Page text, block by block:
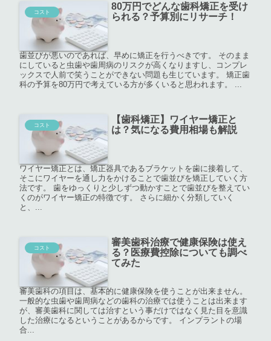
コスト
80万円でどんな歯科矯正を受け
られる？予算別にリサーチ！
歯並びが悪いのであれば、早めに矯正を行うべきです。 そのまま
にしていると虫歯や歯周病のリスクが高くなりますし、コンプレ
ックスで人前で笑うことができない問題も生じています。 矯正歯
科の予算を80万円で考えている方が多くいると思われます。 ...
コスト
【歯科矯正】ワイヤー矯正と
は？気になる費用相場も解説
ワイヤー矯正とは、矯正器具であるブラケットを歯に接着して、
そこにワイヤーを通し力をかけることで歯並びを矯正していく方
法です。 歯をゆっくりと少しずつ動かすことで歯並びを整えてい
くのがワイヤー矯正の特徴です。 さらに細かく分類していく
と、...
コスト
審美歯科治療で健康保険は使え
る？医療費控除についても調べ
てみた
審美歯科の項目は、基本的に健康保険を使うことが出来ません。
一般的な虫歯や歯周病などの歯科の治療では使うことは出来ます
が、審美歯科に関しては治すという事だけではなく見た目を意識
した治療になるということがあるからです。 インプラントの場
合...